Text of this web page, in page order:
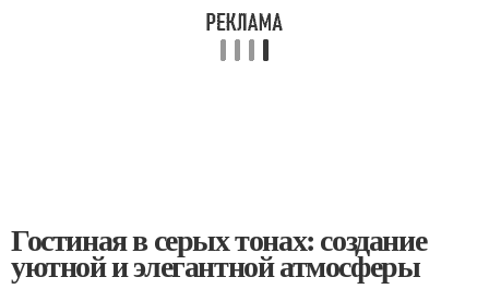
Гостиная в серых тонах: создание
уютной и элегантной атмосферы